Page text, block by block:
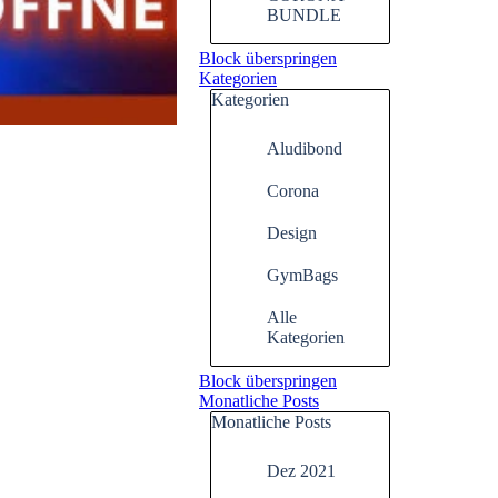
BUNDLE
Block überspringen
Kategorien
Kategorien
Aludibond
Corona
Design
GymBags
Alle
Kategorien
Block überspringen
Monatliche Posts
Monatliche Posts
Dez 2021